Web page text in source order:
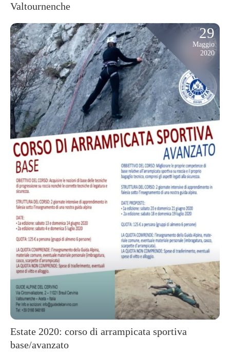
Valtournenche
29
Maggio
2020
Estate 2020: corso di arrampicata sportiva
base/avanzato